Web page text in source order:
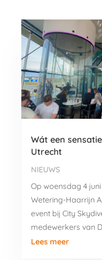
Wát een
Utrecht
NIEUWS
Op woensdag 4
Wetering-Haarrijn
event bij City
medewerkers van
Lees meer